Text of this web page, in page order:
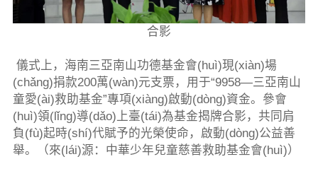
合影
儀式上，海南三亞南山功德基金會(huì)現(xiàn)場
(chǎng)捐款200萬(wàn)元支票，用于“9958—三亞南山
童愛(ài)救助基金”專項(xiàng)啟動(dòng)資金。參會
(huì)領(lǐng)導(dǎo)上臺(tái)為基金揭牌合影，共同肩
負(fù)起時(shí)代賦予的光榮使命，啟動(dòng)公益善
舉。
（來(lái)源：中華少年兒童慈善救助基金會(huì)）